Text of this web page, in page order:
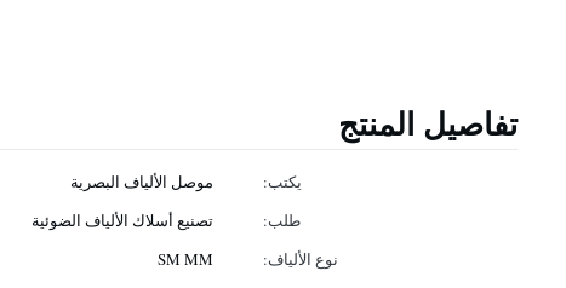
تفاصيل المنتج
يكتب: موصل الألياف البصرية
طلب:
تصنيع أسلاك الألياف الضوئية
نوع الألياف:
SM MM